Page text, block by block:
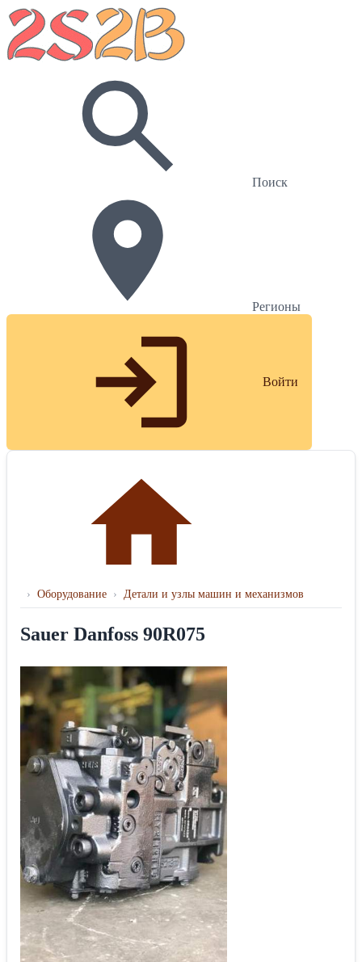
Поиск
Регионы
Войти
› Оборудование › Детали и узлы машин и механизмов
Sauer Danfoss 90R075